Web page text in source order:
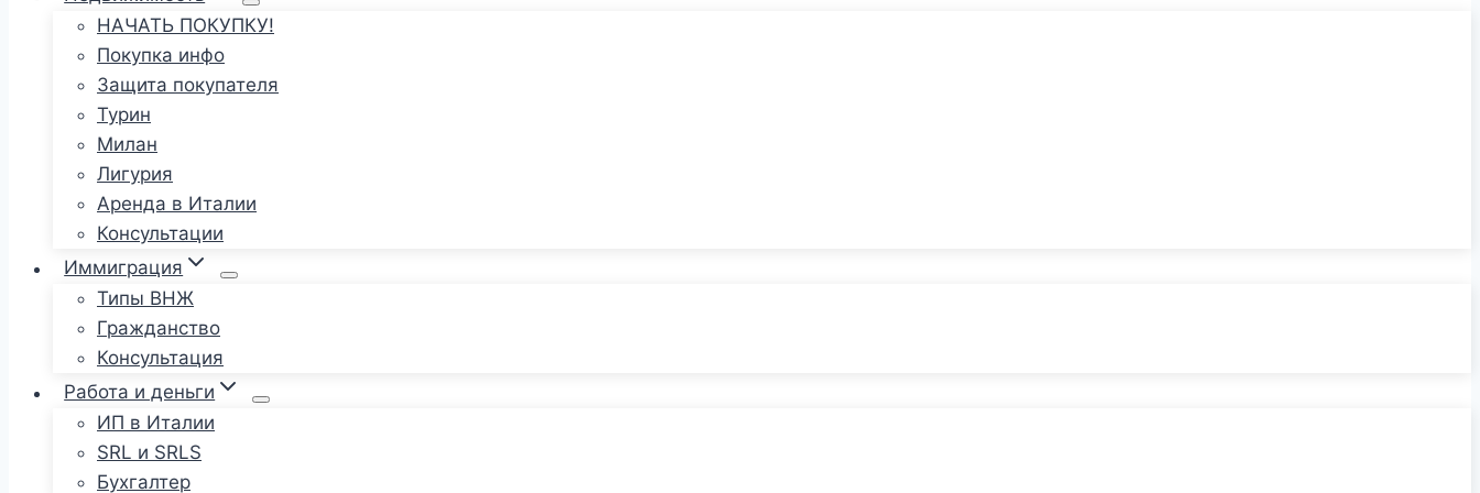
НАЧАТЬ ПОКУПКУ!
Покупка инфо
Защита покупателя
Турин
Милан
Лигурия
Аренда в Италии
Консультации
Иммиграция
Типы ВНЖ
Гражданство
Консультация
Работа и деньги
ИП в Италии
SRL и SRLS
Бухгалтер